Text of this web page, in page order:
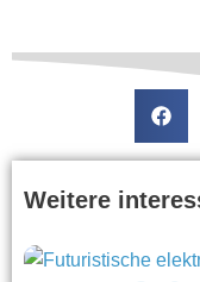
Weitere